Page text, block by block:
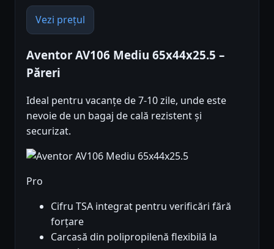
Vezi prețul
Aventor AV106 Mediu 65x44x25.5 –
Păreri
Ideal pentru vacanțe de 7-10 zile, unde este
nevoie de un bagaj de cală rezistent și
securizat.
Pro
Cifru TSA integrat pentru verificări fără
forțare
Carcasă din polipropilenă flexibilă la